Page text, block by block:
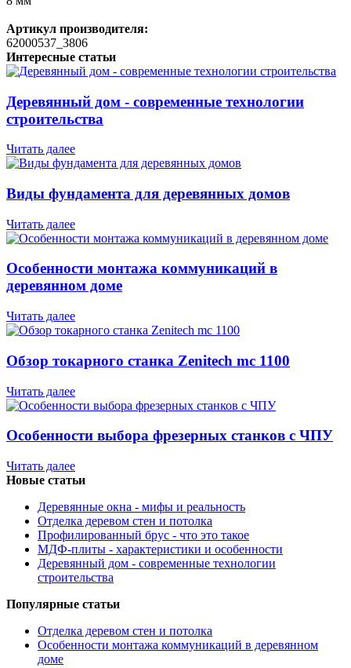
Артикул производителя:
62000537_3806
Интересные статьи
Деревянный дом - современные технологии
строительства
Читать далее
Виды фундамента для деревянных домов
Читать далее
Особенности монтажа коммуникаций в
деревянном доме
Читать далее
Обзор токарного станка Zenitech mc 1100
Читать далее
Особенности выбора фрезерных станков с ЧПУ
Читать далее
Новые статьи
Деревянные окна - мифы и реальность
Отделка деревом стен и потолка
Профилированный брус - что это такое
МДФ-плиты - характеристики и особенности
Деревянный дом - современные технологии
строительства
Популярные статьи
Отделка деревом стен и потолка
Особенности монтажа коммуникаций в деревянном
доме